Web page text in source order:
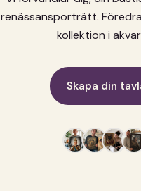
renässansporträtt.
kollektion i
Skapa din